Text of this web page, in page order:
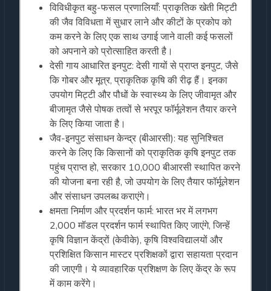
विविधीकृत बहु-फसल प्रणालियाँ: प्राकृतिक खेती मिट्टी
की जैव विविधता में सुधार लाने और कीटों के प्रकोप को
कम करने के लिए एक साथ उगाई जाने वाली कई फसलों
को अपनाने को प्रोत्साहित करती है।
देसी गाय आधारित इनपुट: देसी गायों से प्राप्त इनपुट, जैसे
कि गोबर और मूत्र, प्राकृतिक कृषि की रीढ़ हैं। इनका
उपयोग मिट्टी और पौधों के स्वास्थ्य के लिए जीवामृत और
बीजामृत जैसे पोषक तत्वों से भरपूर फॉर्मूलेशन तैयार करने
के लिए किया जाता है।
जैव-इनपुट संसाधन केन्द्र (बीआरसी): यह सुनिश्चित
करने के लिए कि किसानों को प्राकृतिक कृषि इनपुट तक
पहुंच प्राप्त हो, सरकार 10,000 बीआरसी स्थापित करने
की योजना बना रही है, जो उपयोग के लिए तैयार फॉर्मूलेशन
और संसाधन उपलब्ध कराएंगे।
क्षमता निर्माण और प्रदर्शन फार्म: भारत भर में लगभग
2,000 मॉडल प्रदर्शन फार्म स्थापित किए जाएंगे, जिन्हें
कृषि विज्ञान केंद्रों (केवीके), कृषि विश्वविद्यालयों और
प्रशिक्षित किसान मास्टर प्रशिक्षकों द्वारा सहायता प्रदान
की जाएगी। ये व्यावहारिक प्रशिक्षण के लिए केंद्र के रूप
में काम करेंगे।